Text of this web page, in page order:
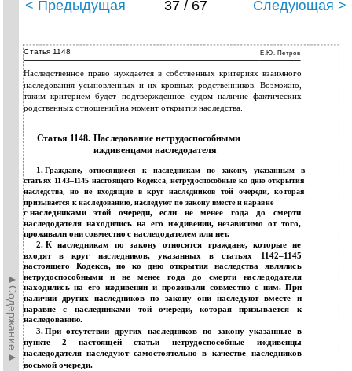
►Содержание►
< Предыдущая 37 / 67 Следующая >
Статья 1148 Е.Ю. Петров
Наследственное право нуждается в собственных критериях взаимного
наследования усыновленных и их кровных родственников. Возможно,
таким критерием будет подтвержденное судом наличие фактических
родственных отношений на момент открытия наследства.
Статья 1148. Наследование нетрудоспособными
иждивенцами наследодателя
1. Граждане, относящиеся к наследникам по закону, указанным в
статьях 1143–1145 настоящего Кодекса, нетрудоспособные ко дню открытия
наследства, но не входящие в круг наследников той очереди, которая
призывается к наследованию, наследуют по закону вместе и наравне
с наследниками этой очереди, если не менее года до смерти
наследодателя находились на его иждивении, независимо от того,
проживали они совместно с наследодателем или нет.
2. К наследникам по закону относятся граждане, которые не
входят в круг наследников, указанных в статьях
1142–1145
настоящего Кодекса, но ко дню открытия наследства являлись
нетрудоспособными и не менее года до смерти наследодателя
находились на его иждивении и проживали совместно с ним. При
наличии других наследников по закону они наследуют вместе и
наравне с наследниками той очереди, которая призывается к
наследованию.
3.При отсутствии других наследников по закону указанные в
пункте 2 настоящей статьи нетрудоспособные иждивенцы
наследодателя наследуют самостоятельно в качестве наследников
восьмой очереди.